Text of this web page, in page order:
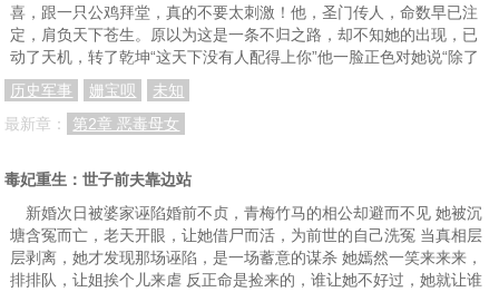
喜，跟一只公鸡拜堂，真的不要太刺激！他，圣门传人，命数早已注
定，肩负天下苍生。原以为这是一条不归之路，却不知她的出现，已
动了天机，转了乾坤“这天下没有人配得上你”他一脸正色对她说“除了
历史军事
姗宝呗
未知
最新章：
第2章 恶毒母女
毒妃重生：世子前夫靠边站
新婚次日被婆家诬陷婚前不贞，青梅竹马的相公却避而不见 她被沉
塘含冤而亡，老天开眼，让她借尸而活，为前世的自己洗冤 当真相层
层剥离，她才发现那场诬陷，是一场蓄意的谋杀 她嫣然一笑来来来，
排排队，让姐挨个儿来虐 反正命是捡来的，谁让她不好过，她就让谁